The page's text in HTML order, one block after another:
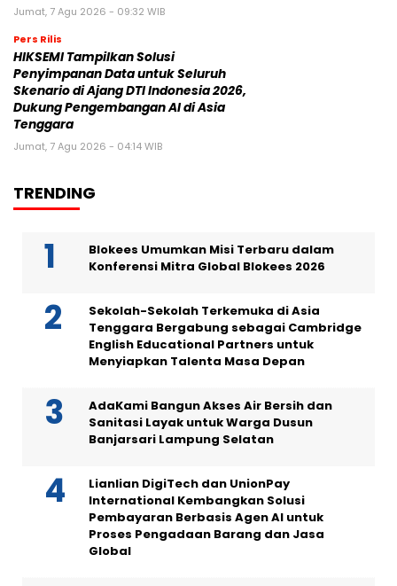
Jumat, 7 Agu 2026 - 09:32 WIB
Pers Rilis
HIKSEMI Tampilkan Solusi
Penyimpanan Data untuk Seluruh
Skenario di Ajang DTI Indonesia 2026,
Dukung Pengembangan AI di Asia
Tenggara
Jumat, 7 Agu 2026 - 04:14 WIB
TRENDING
Blokees Umumkan Misi Terbaru dalam
Konferensi Mitra Global Blokees 2026
Sekolah-Sekolah Terkemuka di Asia
Tenggara Bergabung sebagai Cambridge
English Educational Partners untuk
Menyiapkan Talenta Masa Depan
AdaKami Bangun Akses Air Bersih dan
Sanitasi Layak untuk Warga Dusun
Banjarsari Lampung Selatan
Lianlian DigiTech dan UnionPay
International Kembangkan Solusi
Pembayaran Berbasis Agen AI untuk
Proses Pengadaan Barang dan Jasa
Global